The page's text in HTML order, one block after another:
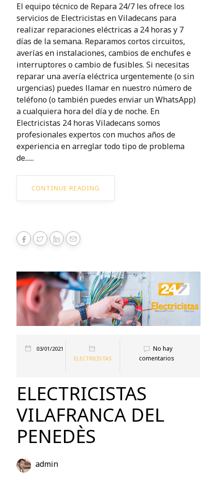
El equipo técnico de Repara 24/7 les ofrece los
servicios de Electricistas en Viladecans para
realizar reparaciones eléctricas a 24 horas y 7
días de la semana. Reparamos cortos circuitos,
averías en instalaciones, cambios de enchufes e
interruptores o cambio de fusibles. Si necesitas
reparar una avería eléctrica urgentemente (o sin
urgencias) puedes llamar en nuestro número de
teléfono (o también puedes enviar un WhatsApp)
a cualquiera hora del día y de noche. En
Electricistas 24 horas Viladecans somos
profesionales expertos con muchos años de
experiencia en arreglar todo tipo de problema
de......
CONTINUE READING
03/01/2021
ELECTRICISTAS
No hay
comentarios
ELECTRICISTAS
VILAFRANCA DEL
PENEDÈS
admin